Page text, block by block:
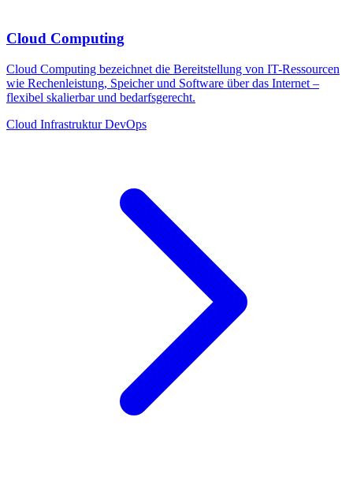
Cloud Computing
Cloud Computing bezeichnet die Bereitstellung von IT-Ressourcen
wie Rechenleistung, Speicher und Software über das Internet –
flexibel skalierbar und bedarfsgerecht.
Cloud Infrastruktur DevOps